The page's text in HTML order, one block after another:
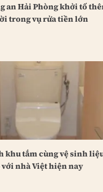
an Hải Phòng khởi tố
trong vụ rửa tiền lớn
khu tắm cùng vệ sinh
nhà Việt hiện nay